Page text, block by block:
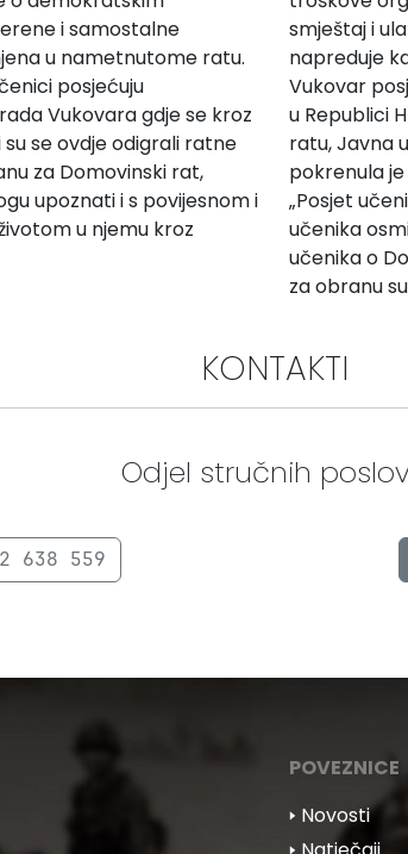
i samostalne
u nametnutome ratu.
posjećuju
Vukovara gdje se kroz
se ovdje odigrali ratne
za Domovinski rat,
upoznati i s povijesnom i
u njemu kroz
smještaj i
napreduje
Vukovar
u Republici
ratu, Javna
pokrenula
„Posjet
učenika
učenika o
za obranu
KONTAKTI
Odjel stručnih
638 559
POVEZNICE
🢒 Novosti